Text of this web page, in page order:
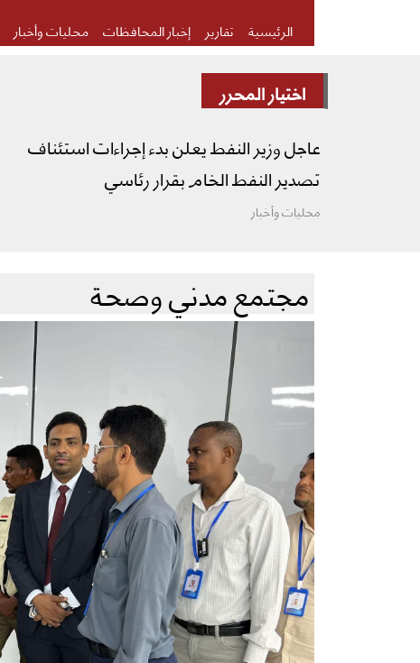
الرئيسية تقارير إخبار المحافظات محليات وأخبار
اختيار المحرر
عاجل وزير النفط يعلن بدء إجراءات استئناف
تصدير النفط الخام بقرار رئاسي
محليات وأخبار
مجتمع مدني وصحة